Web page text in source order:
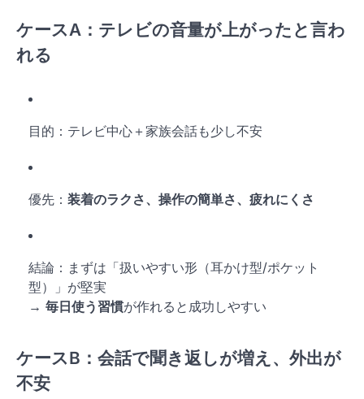
ケースA： テレビの音量が上がったと言わ
れる
目的：テレビ中心＋家族会話も少し不安
優先： 装着のラクさ、操作の簡単さ、疲れにくさ
結論：まずは「扱いやすい形（耳かけ型/ポケット
型）」が堅実
→ 毎日使う習慣が作れると成功しやすい
ケースB： 会話で聞き返しが増え、外出が
不安